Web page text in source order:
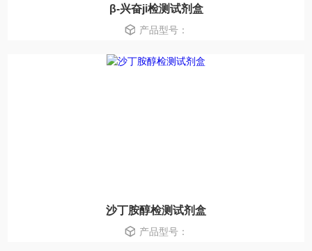
β-兴奋ji检测试剂盒
产品型号：
沙丁胺醇检测试剂盒
产品型号：